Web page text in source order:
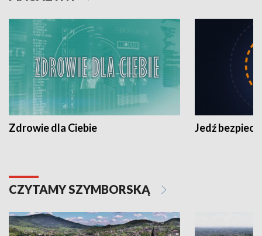
Zdrowie dla Ciebie Jedź
CZYTAMY SZYMBORSKĄ